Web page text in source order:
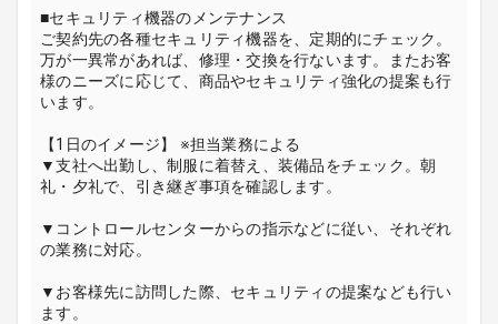
■セキュリティ機器のメンテナンス
ご契約先の各種セキュリティ機器を、定期的にチェック。
万が一異常があれば、修理・交換を行ないます。またお客
様のニーズに応じて、商品やセキュリティ強化の提案も行
います。
【1日のイメージ】 ※担当業務による
▼支社へ出勤し、制服に着替え、装備品をチェック。朝
礼・夕礼で、引き継ぎ事項を確認します。
▼コントロールセンターからの指示などに従い、それぞれ
の業務に対応。
▼お客様先に訪問した際、セキュリティの提案なども行い
ます。